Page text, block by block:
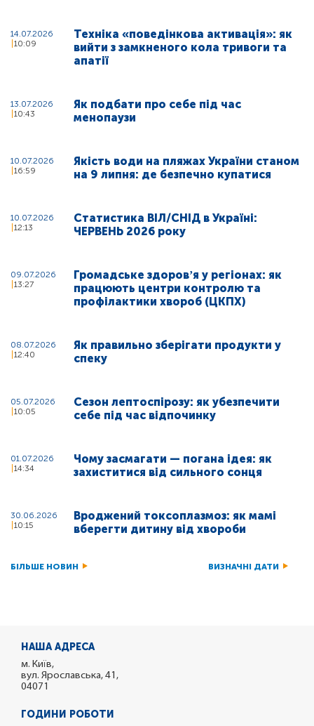
14.07.2026
10:09
Техніка «поведінкова активація»: як
вийти з замкненого кола тривоги та
апатії
13.07.2026
10:43
Як подбати про себе під час
менопаузи
10.07.2026
16:59
Якість води на пляжах України станом
на 9 липня: де безпечно купатися
10.07.2026
12:13
Статистика ВІЛ/СНІД в Україні:
ЧЕРВЕНЬ 2026 року
09.07.2026
13:27
Громадське здоровʼя у регіонах: як
працюють центри контролю та
профілактики хвороб (ЦКПХ)
08.07.2026
12:40
Як правильно зберігати продукти у
спеку
05.07.2026
10:05
Сезон лептоспірозу: як убезпечити
себе під час відпочинку
01.07.2026
14:34
Чому засмагати — погана ідея: як
захиститися від сильного сонця
30.06.2026
10:15
Вроджений токсоплазмоз: як мамі
вберегти дитину від хвороби
БІЛЬШЕ НОВИН ВИЗНАЧНІ ДАТИ
НАША АДРЕСА
м. Київ,
вул. Ярославська, 41,
04071
ГОДИНИ РОБОТИ